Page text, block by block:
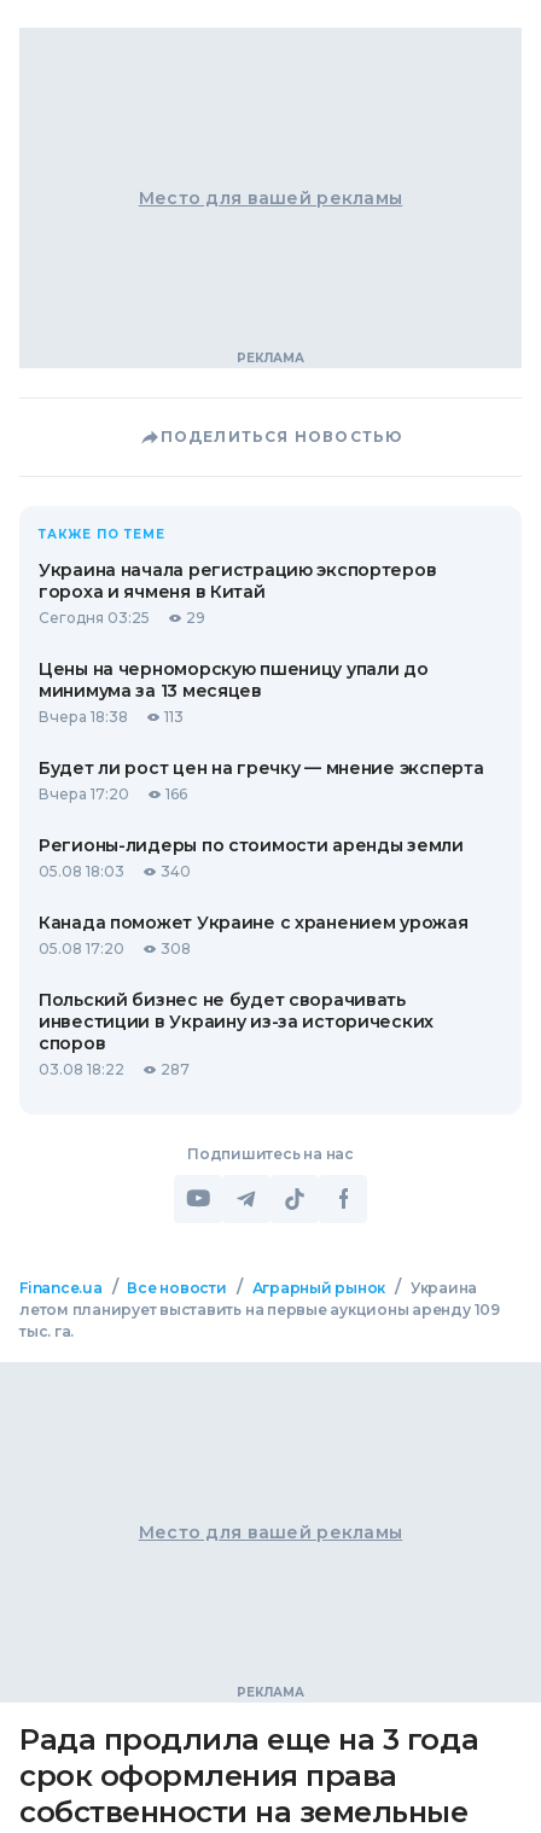
Место для вашей рекламы
ПОДЕЛИТЬСЯ НОВОСТЬЮ
ТАКЖЕ ПО ТЕМЕ
Украина начала регистрацию экспортеров
гороха и ячменя в Китай
Сегодня 03:25 29
Цены на черноморскую пшеницу упали до
минимума за 13 месяцев
Вчера 18:38 113
Будет ли рост цен на гречку — мнение эксперта
Вчера 17:20 166
Регионы-лидеры по стоимости аренды земли
05.08 18:03 340
Канада поможет Украине с хранением урожая
05.08 17:20 308
Польский бизнес не будет сворачивать
инвестиции в Украину из-за исторических
споров
03.08 18:22 287
Подпишитесь на нас
Finance.ua / Все новости / Аграрный рынок / Украина
летом планирует выставить на первые аукционы аренду 109
тыс. га.
Место для вашей рекламы
Рада продлила еще на 3 года
срок оформления права
собственности на земельные